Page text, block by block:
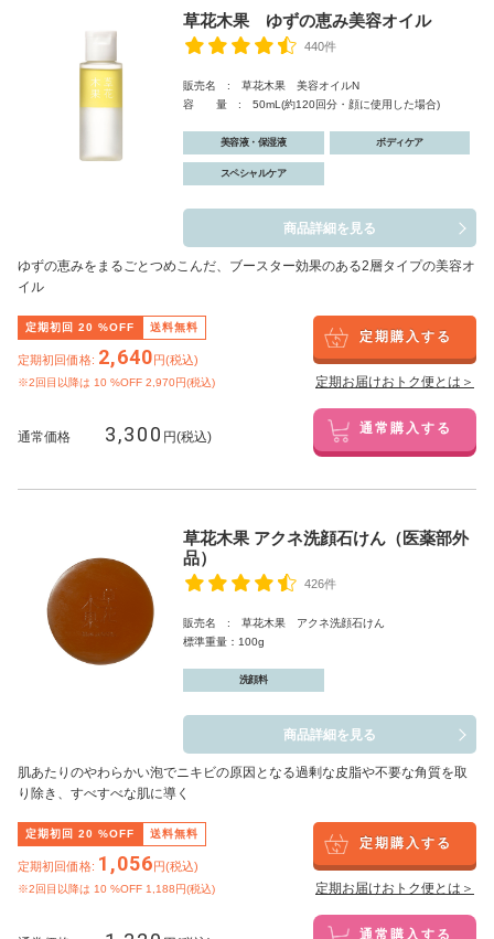
草花木果 ゆずの恵み美容オイル
440件
販売名 : 草花木果 美容オイルN
容 量 : 50mL(約120回分・顔に使用した場合)
美容液・保湿液 ボディケア
スペシャルケア
商品詳細を見る
ゆずの恵みをまるごとつめこんだ、ブースター効果のある2層タイプの美容オ
イル
定期初回 20 %OFF 送料無料
定期初回価格: 2,640円(税込)
※2回目以降は 10 %OFF 2,970円(税込)
定期購入する
定期お届けおトク便とは＞
通常価格 3,300 円(税込) 通常購入する
草花木果 アクネ洗顔石けん（医薬部外
品）
426件
販売名 : 草花木果 アクネ洗顔石けん
標準重量：100g
洗顔料
商品詳細を見る
肌あたりのやわらかい泡でニキビの原因となる過剰な皮脂や不要な角質を取
り除き、すべすべな肌に導く
定期初回 20 %OFF 送料無料
定期初回価格: 1,056円(税込)
※2回目以降は 10 %OFF 1,188円(税込)
定期購入する
定期お届けおトク便とは＞
通常購入する